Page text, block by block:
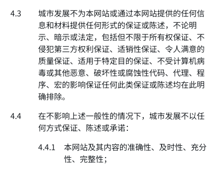
4.3
城市发展不为本网站或通过本网站提供的任何信
息和材料提供任何形式的保证或陈述，不论明
示、暗示或法定，包括但不限于所有权保证、不
侵犯第三方权利保证、适销性保证、令人满意的
质量保证、适用于特定目的保证、不受计算机病
毒或其他恶意、破坏性或腐蚀性代码、代理、程
序、宏的影响保证任何此类保证或陈述均在此明
确排除。
4.4
在不影响上述一般性的情况下，城市发展不以任
何方式保证、陈述或承诺：
4.4.1
本网站及其内容的准确性、及时性、充分
性、完整性；